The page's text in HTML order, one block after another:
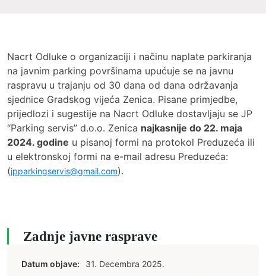
Nacrt Odluke o organizaciji i načinu naplate parkiranja
na javnim parking površinama upućuje se na javnu
raspravu u trajanju od 30 dana od dana održavanja
sjednice Gradskog vijeća Zenica. Pisane primjedbe,
prijedlozi i sugestije na Nacrt Odluke dostavljaju se JP
“Parking servis” d.o.o. Zenica najkasnije do 22. maja
2024. godine u pisanoj formi na protokol Preduzeća ili
u elektronskoj formi na e-mail adresu Preduzeća:
(jpparkingservis@gmail.com).
Zadnje javne rasprave
Datum objave:
31. Decembra 2025.